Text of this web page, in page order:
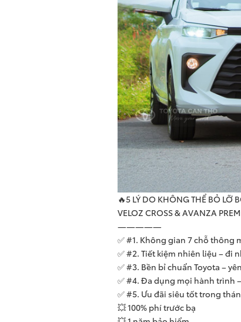
🔥5 LÝ DO KHÔNG THỂ BỎ LỠ
VELOZ CROSS & AVANZA
—————
✅ #1. Không gian 7 chỗ thông
✅ #2. Tiết kiệm nhiên liệu – đi
✅ #3. Bền bỉ chuẩn Toyota –
✅ #4. Đa dụng mọi hành trình
✅ #5. Ưu đãi siêu tốt trong
💥 100% phí trước bạ